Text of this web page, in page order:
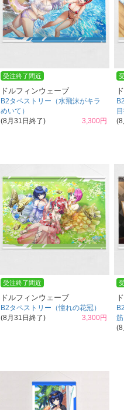
受注終了間近
ドルフィンウェーブ
B2タペストリー（水飛沫がキラ
めいて）
(8月31日終了)
3,300円
(8
受注終了間近
ドルフィンウェーブ
B2タペストリー（憧れの花冠）
(8月31日終了)
3,300円
(8